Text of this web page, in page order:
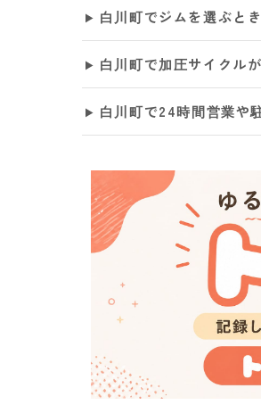
白川町でジムを選ぶと
白川町で加圧サイクル
白川町で24時間営業や